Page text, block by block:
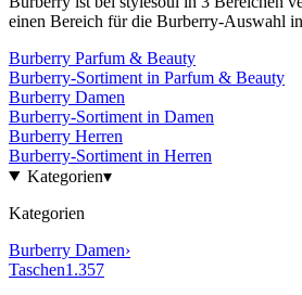
einen Bereich für die Burberry-Auswahl
Burberry Parfum & Beauty
Burberry-Sortiment in Parfum & Beauty
Burberry Damen
Burberry-Sortiment in Damen
Burberry Herren
Burberry-Sortiment in Herren
Kategorien▾
Kategorien
Burberry Damen›
Taschen1.357